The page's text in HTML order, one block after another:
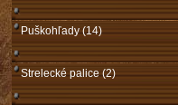
Puškohľady (14)
Strelecké palice (2)